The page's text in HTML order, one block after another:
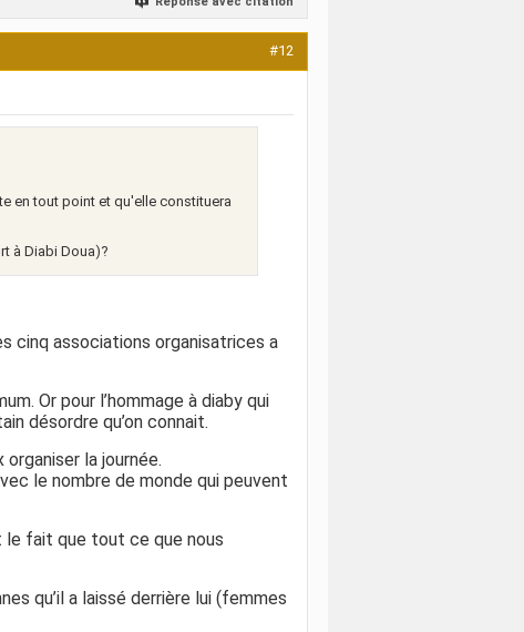
#12
en tout point et qu'elle constituera
à Diabi Doua)?
cinq associations organisatrices a
Or pour l’hommage à diaby qui
désordre qu’on connait.
la journée.
le nombre de monde qui peuvent
le fait que tout ce que nous
qu’il a laissé derrière lui (femmes